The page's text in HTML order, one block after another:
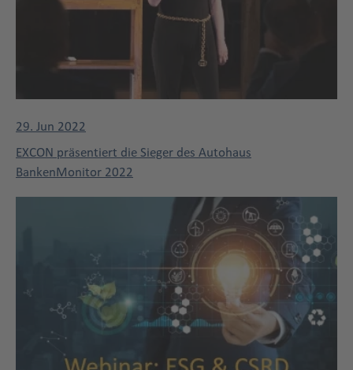
29. Jun 2022
EXCON präsentiert die Sieger des Autohaus
BankenMonitor 2022